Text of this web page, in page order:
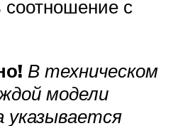
с
В техническом
модели